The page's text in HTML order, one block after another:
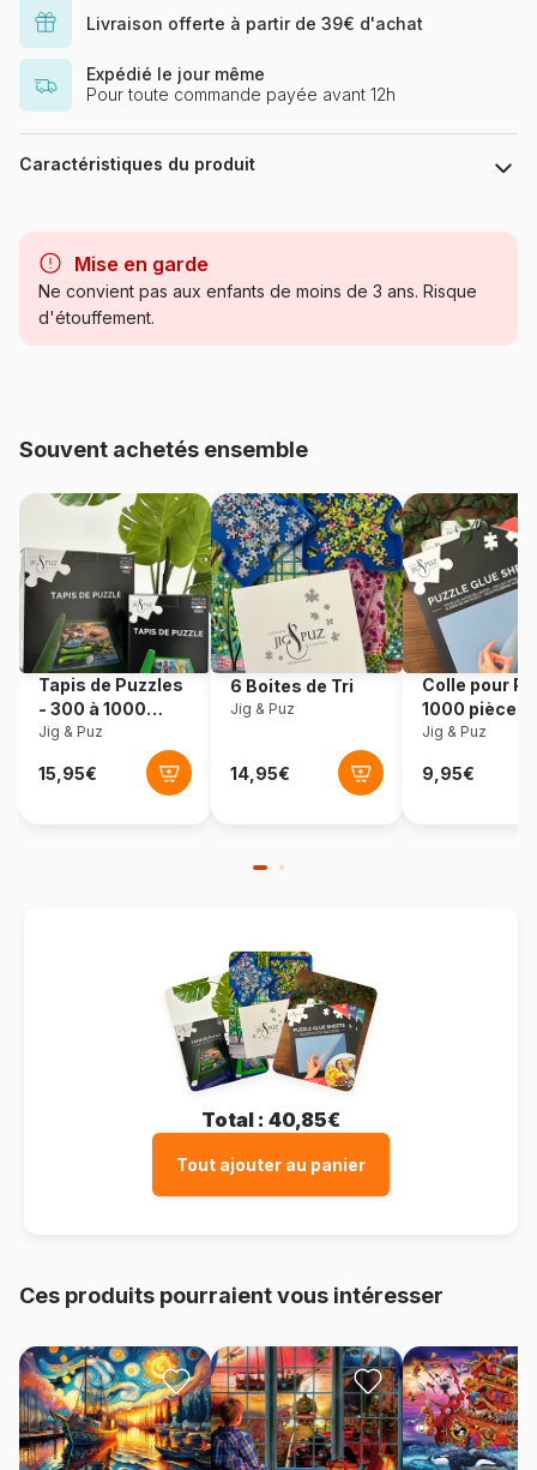
Livraison offerte à partir de 39€ d'achat
Expédié le jour même
Pour toute commande payée avant 12h
Caractéristiques du produit
Catégorie
Puzzles - Religions et
Provenance Turquie
Art-Puzzle-5803
EAN 8682450148031
Nombre de pièces 100 pièces
Dimensions 34 x 24 cm
Mise en garde
Ne convient pas aux enfants de moins de 3 ans. Risque
d'étouffement.
Souvent achetés ensemble
Tapis de Puzzles
- 300 à 1000
pièces
Jig & Puz
6 Boites de Tri
Jig & Puz
Colle pour
1000 pièces
Jig & Puz
Total : 40,85€
Tout ajouter au panier
Ces produits pourraient vous intéresser